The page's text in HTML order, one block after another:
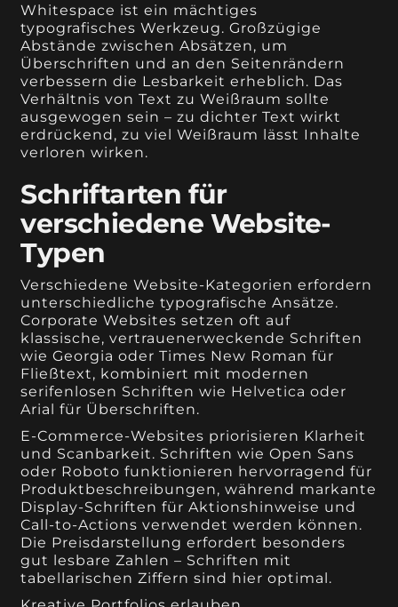
Whitespace ist ein mächtiges
typografisches Werkzeug. Großzügige
Abstände zwischen Absätzen, um
Überschriften und an den Seitenrändern
verbessern die Lesbarkeit erheblich. Das
Verhältnis von Text zu Weißraum sollte
ausgewogen sein – zu dichter Text wirkt
erdrückend, zu viel Weißraum lässt Inhalte
verloren wirken.
Schriftarten für
verschiedene Website-
Typen
Verschiedene Website-Kategorien erfordern
unterschiedliche typografische Ansätze.
Corporate Websites setzen oft auf
klassische, vertrauenerweckende Schriften
wie Georgia oder Times New Roman für
Fließtext, kombiniert mit modernen
serifenlosen Schriften wie Helvetica oder
Arial für Überschriften.
E-Commerce-Websites priorisieren Klarheit
und Scanbarkeit. Schriften wie Open Sans
oder Roboto funktionieren hervorragend für
Produktbeschreibungen, während markante
Display-Schriften für Aktionshinweise und
Call-to-Actions verwendet werden können.
Die Preisdarstellung erfordert besonders
gut lesbare Zahlen – Schriften mit
tabellarischen Ziffern sind hier optimal.